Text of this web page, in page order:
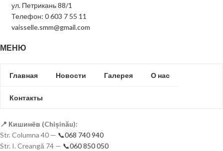
ул. Петрикань 88/1
Телефон: 0 603 7 55 11
vaisselle.smm@gmail.com
МЕНЮ
Главная Новости Галерея О нас
Контакты
📍 Кишинёв (Chișinău):
Str. Columna 40 — 📞068 740 940
Str. I. Creangă 74 — 📞060 850 050